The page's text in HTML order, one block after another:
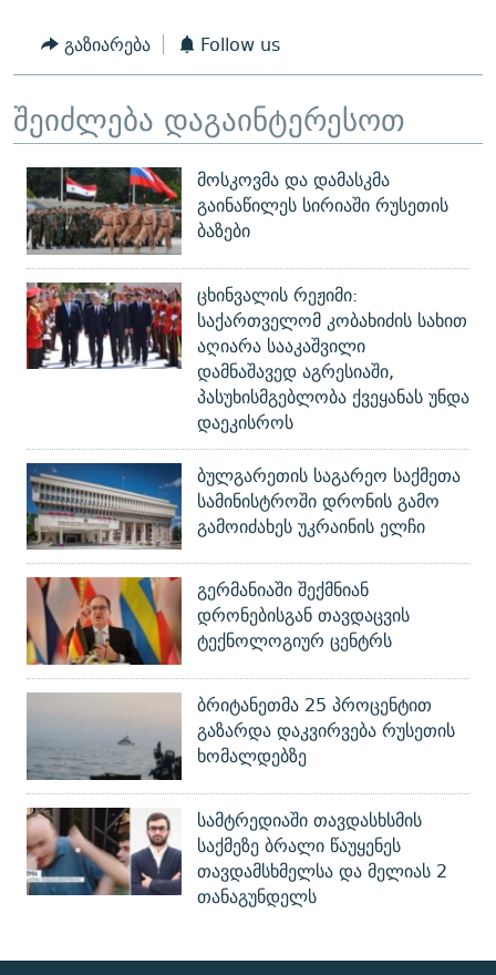
ᲨᲘᲜ - ᲣᲪᲮᲝᲔᲗᲨᲘ
ᲚᲘᲢᲔᲠᲐᲢᲣᲠᲣᲚᲘ ᲬᲐᲮᲜᲐᲒᲔᲑᲘ
ᲐᲛᲔᲠᲘᲙᲣᲚᲘ ᲛᲝᲗᲮᲠᲝᲑᲐ
ᲘᲛᲞᲔᲠᲘᲐ ᲓᲐ ᲠᲐᲓᲘᲝ
11 ᲬᲔᲚᲘ - 11 ᲐᲛᲑᲐᲕᲘ
ᲡᲐᲞᲐᲠᲚᲐᲛᲔᲜᲢᲝ ᲐᲠᲩᲔᲕᲜᲔᲑᲘᲡ ᲘᲡᲢᲝᲠᲘᲐ
ᲑᲐᲕᲨᲕᲔᲑᲘ ᲞᲠᲝᲡᲢᲘᲢᲣᲪᲘᲐᲨᲘ - ᲐᲛᲝᲣᲗᲥᲛᲔᲚᲘ ᲐᲛᲑᲐᲕᲘ
5 ᲐᲛᲑᲐᲕᲘ - 20 ᲘᲕᲜᲘᲡᲡ ᲓᲐᲨᲐᲕᲔᲑᲣᲚᲔᲑᲘ
ᲐᲒᲕᲘᲡᲢᲝᲡ ᲝᲛᲘ
ПРИВЕТ ᲙᲣᲚᲢᲣᲠᲐ
რთე/რთ-ის ყველა საიტი
გაზიარება Follow us
შეიძლება დაგაინტერესოთ
მოსკოვმა და დამასკმა
გაინაწილეს სირიაში რუსეთის
ბაზები
ცხინვალის რეჟიმი:
საქართველომ კობახიძის სახით
აღიარა სააკაშვილი
დამნაშავედ აგრესიაში,
პასუხისმგებლობა ქვეყანას უნდა
დაეკისროს
ბულგარეთის საგარეო საქმეთა
სამინისტროში დრონის გამო
გამოიძახეს უკრაინის ელჩი
გერმანიაში შექმნიან
დრონებისგან თავდაცვის
ტექნოლოგიურ ცენტრს
ბრიტანეთმა 25 პროცენტით
გაზარდა დაკვირვება რუსეთის
ხომალდებზე
სამტრედიაში თავდასხსმის
საქმეზე ბრალი წაუყენეს
თავდამსხმელსა და მელიას 2
თანაგუნდელს